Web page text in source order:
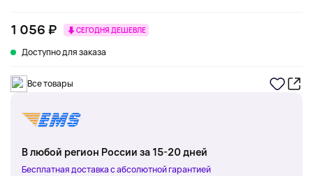
1 056 ₽ СЕГОДНЯ ДЕШЕВЛЕ
Доступно для заказа
Все товары
В любой регион России за 15-20 дней
Бесплатная доставка с абсолютной гарантией